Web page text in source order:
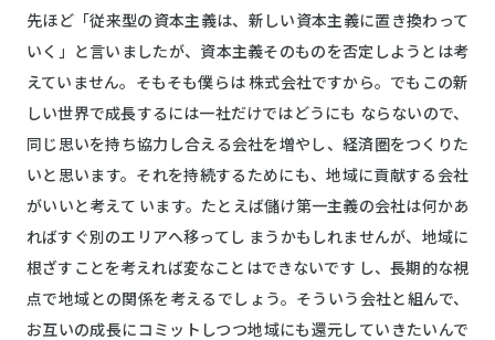
先ほど「従来型の資本主義は、新しい資本主義に置き換わって
いく」と言いましたが、資本主義そのものを否定しようとは考
えていません。そもそも僕らは 株式会社ですから。でもこの新
しい世界で成長するには一社だけではどうにも ならないので、
同じ思いを持ち協力し合える会社を増やし、経済圏をつくりた
いと思います。それを持続するためにも、地域に貢献する会社
がいいと考えて います。たとえば儲け第一主義の会社は何かあ
ればすぐ別のエリアへ移ってし まうかもしれませんが、地域に
根ざすことを考えれば変なことはできないです し、長期的な視
点で地域との関係を考えるでしょう。そういう会社と組んで、
お互いの成長にコミットしつつ地域にも還元していきたいんで